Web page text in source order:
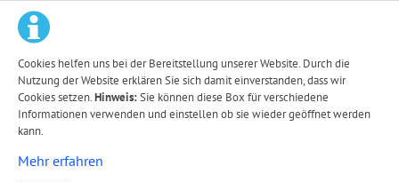
Cookies helfen uns bei der Bereitstellung unserer Website. Durch die
Nutzung der Website erklären Sie sich damit einverstanden, dass wir
Cookies setzen.Hinweis:Sie können diese Box für verschiedene
Informationen verwenden und einstellen ob sie wieder geöffnet werden
kann.
Mehr erfahren